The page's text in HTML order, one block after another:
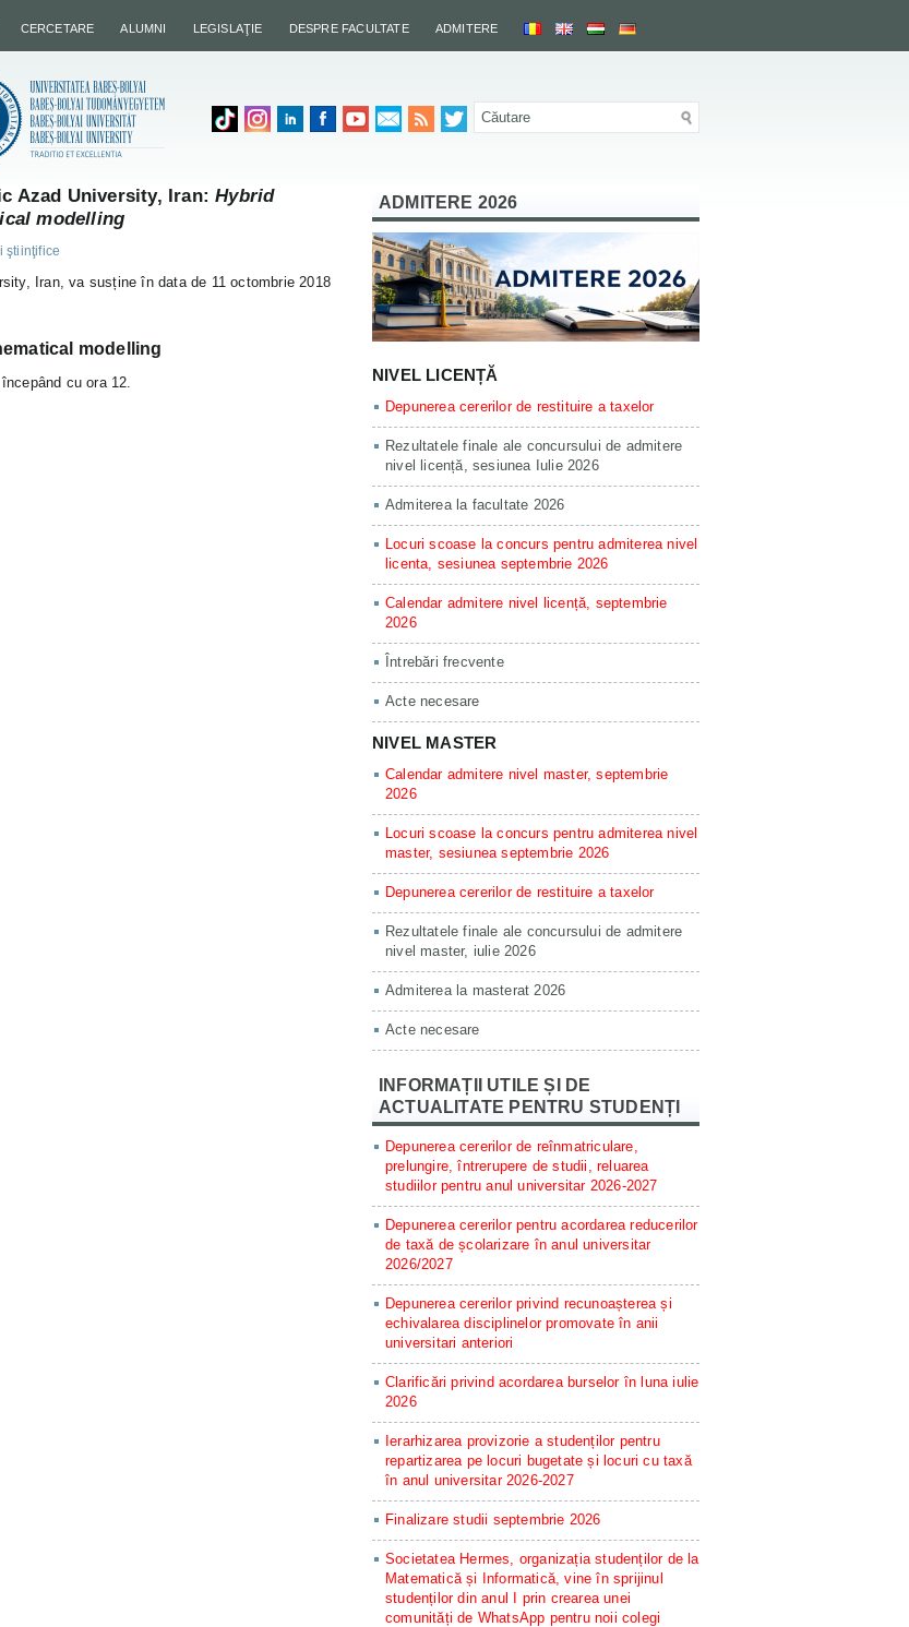
CERCETARE ALUMNI LEGISLAŢIE DESPRE FACULTATE ADMITERE
Azad University, Iran:Hybrid
modelling
ştiinţifice
Iran, va susține în data de 11 octombrie 2018
modelling
cu ora 12.
ADMITERE 2026
NIVEL LICENȚĂ
Depunerea cererilor de restituire a taxelor
Rezultatele finale ale concursului de admitere
nivel licență, sesiunea Iulie 2026
Admiterea la facultate 2026
Locuri scoase la concurs pentru admiterea nivel
licenta, sesiunea septembrie 2026
Calendar admitere nivel licență, septembrie
2026
Întrebări frecvente
Acte necesare
NIVEL MASTER
Calendar admitere nivel master, septembrie
2026
Locuri scoase la concurs pentru admiterea nivel
master, sesiunea septembrie 2026
Depunerea cererilor de restituire a taxelor
Rezultatele finale ale concursului de admitere
nivel master, iulie 2026
Admiterea la masterat 2026
Acte necesare
INFORMAȚII UTILE ȘI DE
ACTUALITATE PENTRU STUDENȚI
Depunerea cererilor de reînmatriculare,
prelungire, întrerupere de studii, reluarea
studiilor pentru anul universitar 2026-2027
Depunerea cererilor pentru acordarea reducerilor
de taxă de școlarizare în anul universitar
2026/2027
Depunerea cererilor privind recunoașterea și
echivalarea disciplinelor promovate în anii
universitari anteriori
Clarificări privind acordarea burselor în luna iulie
2026
Ierarhizarea provizorie a studenților pentru
repartizarea pe locuri bugetate și locuri cu taxă
în anul universitar 2026-2027
Finalizare studii septembrie 2026
Societatea Hermes, organizația studenților de la
Matematică și Informatică, vine în sprijinul
studenților din anul I prin crearea unei
comunități de WhatsApp pentru noii colegi